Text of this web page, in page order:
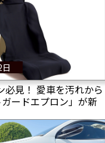
必見！ 愛車を汚れから
ードエプロン」が新